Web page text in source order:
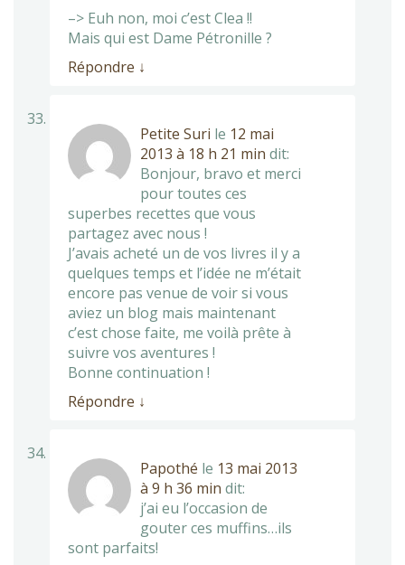
–> Euh non, moi c’est Clea !!
Mais qui est Dame Pétronille ?
Répondre ↓
Petite Suri le 12 mai
2013 à 18 h 21 min dit:
Bonjour, bravo et merci
pour toutes ces
superbes recettes que vous
partagez avec nous !
J’avais acheté un de vos livres il y a
quelques temps et l’idée ne m’était
encore pas venue de voir si vous
aviez un blog mais maintenant
c’est chose faite, me voilà prête à
suivre vos aventures !
Bonne continuation !
Répondre ↓
Papothé le 13 mai 2013
à 9 h 36 min dit:
j’ai eu l’occasion de
gouter ces muffins…ils
sont parfaits!